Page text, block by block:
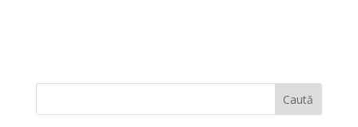
Caută